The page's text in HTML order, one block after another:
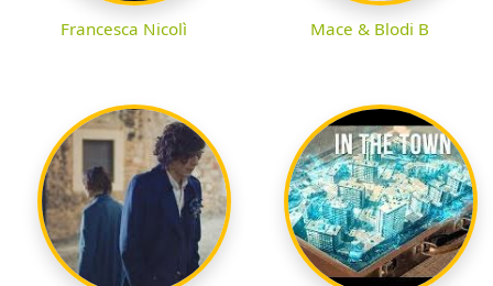
Francesca Nicolì Mace & Blodi B